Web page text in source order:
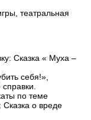
театральная
Сказка « Муха –
себя!»,
по теме
Сказка о вреде